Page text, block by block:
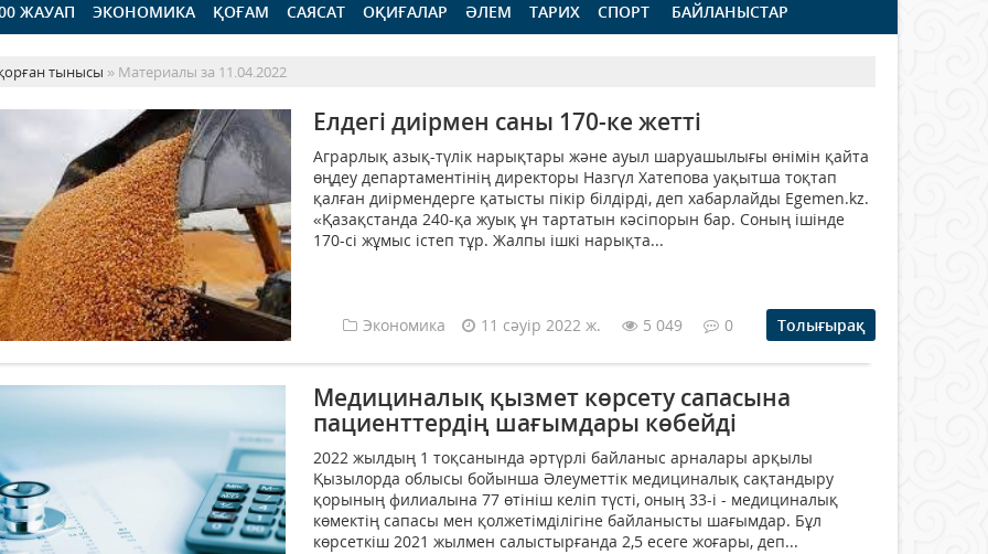
ЖАУАП ЭКОНОМИКА ҚОҒАМ САЯСАТ ОҚИҒАЛАР ӘЛЕМ ТАРИХ СПОРТ БАЙЛАНЫСТАР
тынысы » Материалы за 11.04.2022
Елдегі диірмен саны 170-ке жетті
Аграрлық азық-түлік нарықтары және ауыл шаруашылығы өнімін қайта
өңдеу департаментінің директоры Назгүл Хатепова уақытша тоқтап
қалған диірмендерге қатысты пікір білдірді, деп хабарлайды Egemen.kz.
«Қазақстанда 240-қа жуық ұн тартатын кәсіпорын бар. Соның ішінде
170-сі жұмыс істеп тұр. Жалпы ішкі нарықта...
Экономика 11 сәуір 2022 ж. 5 049 0 Толығырақ
Медициналық қызмет көрсету сапасына
пациенттердің шағымдары көбейді
2022 жылдың 1 тоқсанында әртүрлі байланыс арналары арқылы
Қызылорда облысы бойынша Әлеуметтік медициналық сақтандыру
қорының филиалына 77 өтініш келіп түсті, оның 33-і - медициналық
көмектің сапасы мен қолжетімділігіне байланысты шағымдар. Бұл
көрсеткіш 2021 жылмен салыстырғанда 2,5 есеге жоғары, деп...